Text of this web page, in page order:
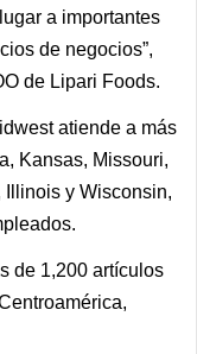
a importantes
de negocios”,
de Lipari Foods.
atiende a más
Kansas, Missouri,
Illinois y Wisconsin,
de 1,200 artículos